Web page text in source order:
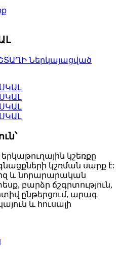
կշեռքը
կշռման սարք է:
և նորարարական
բարձր ճշգրտություն,
ընթերցում, արագ
և հուսալի